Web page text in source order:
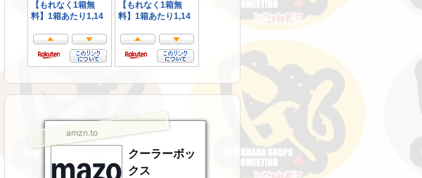
amzn.to
クーラーボッ
クス